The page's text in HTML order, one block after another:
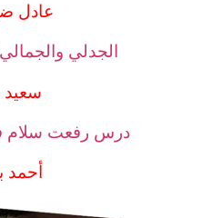
عادل
الجدلي
سعيد
درس رفعت سلام
أحمد